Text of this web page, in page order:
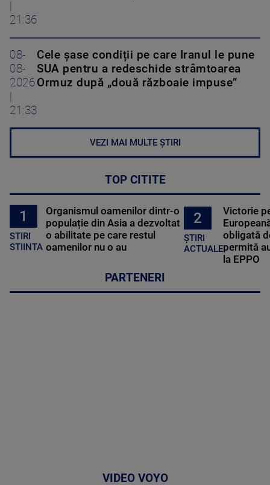
21:36
08-
08-
2026
21:33
Cele șase condiții pe care Iranul le pune
SUA pentru a redeschide strâmtoarea
Ormuz după „două războaie impuse”
VEZI MAI MULTE ȘTIRI
TOP CITITE
1
STIRI
STIINTA
Organismul oamenilor dintr-o
populație din Asia a dezvoltat
o abilitate pe care restul
oamenilor nu o au
2
ȘTIRI
ACTUALE
Victorie
obligată
permită
la EPPO
PARTENERI
VIDEO VOYO